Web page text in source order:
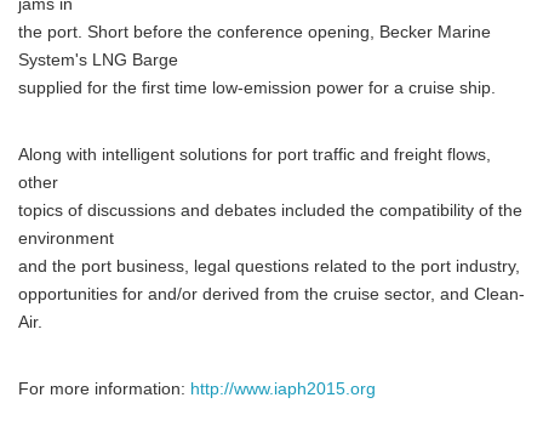
jams in
the port. Short before the conference opening, Becker Marine
System's LNG Barge
supplied for the first time low-emission power for a cruise ship.
Along with intelligent solutions for port traffic and freight flows,
other
topics of discussions and debates included the compatibility of the
environment
and the port business, legal questions related to the port industry,
opportunities for and/or derived from the cruise sector, and Clean-
Air.
For more information: http://www.iaph2015.org